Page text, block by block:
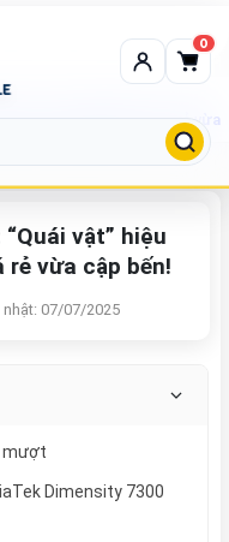
0
“Quái vật” hiệu năng trong phân khúc giá rẻ
vật” hiệu
vừa cập bến!
nhật: 07/07/2025
mượt
Dimensity 7300